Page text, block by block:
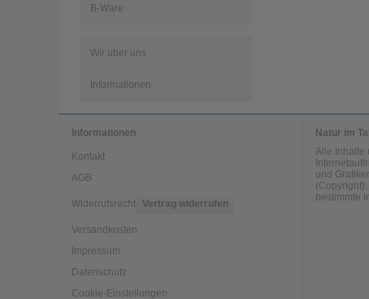
B-Ware
Wir über uns
Informationen
Informationen
Kontakt
AGB
Widerrufsrecht Vertrag widerrufen
Versandkosten
Impressum
Datenschutz
Cookie-Einstellungen
Natur im Tal
Alle Inhalte
und
bestimmte